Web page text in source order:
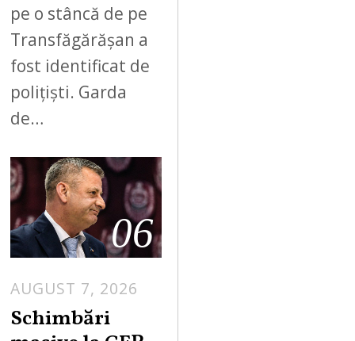
pe o stâncă de pe
Transfăgărășan a
fost identificat de
polițiști. Garda
de…
06
AUGUST 7, 2026
Schimbări